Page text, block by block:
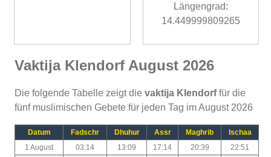
Längengrad:
14.449999809265
Vaktija Klendorf August 2026
Die folgende Tabelle zeigt die vaktija Klendorffür die
fünf muslimischen Gebete für jeden Tag im August 2026
Datum Fadschr Dhuhur Assr Maghrib
Ischaa
1 August
03:14 13:09 17:14 20:39
22:51